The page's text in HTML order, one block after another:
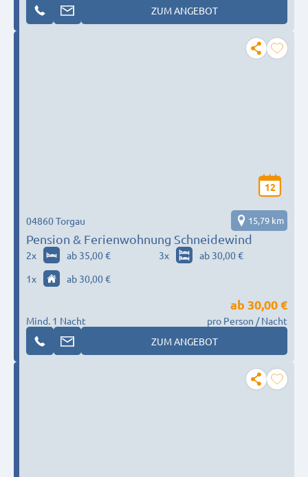
ZUM ANGEBOT
12
Pension & Ferienwohnung Schneidewind
04860 Torgau 15,79 km
2x ab 35,00 € 3x
ab 30,00 €
1x ab 30,00 €
Mind. 1 Nacht
ab 30,00 €
pro Person / Nacht
ZUM ANGEBOT